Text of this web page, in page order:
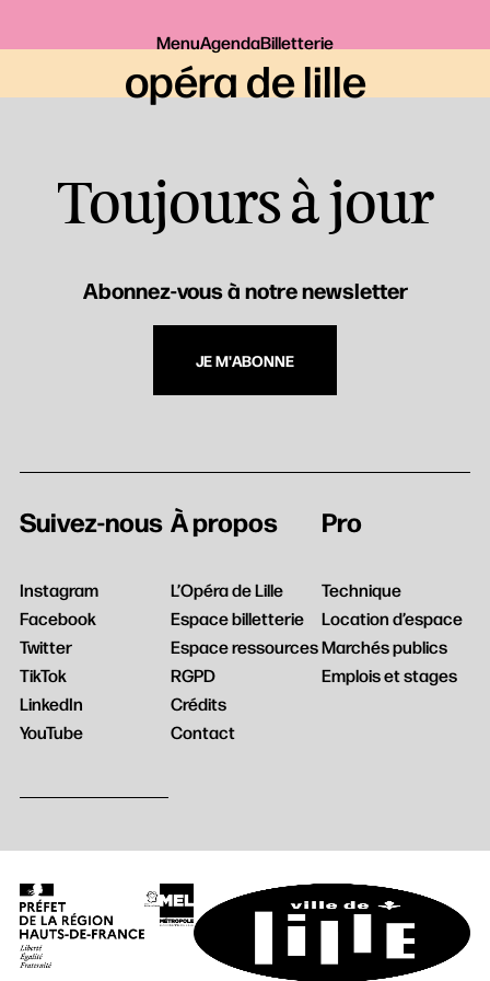
MenuAgendaBilletterie
opéra de lille
Rechercher
Toujours à jour
Abonnez-vous à notre newsletter
JE M'ABONNE
Suivez-nous
Instagram
Facebook
Twitter
TikTok
LinkedIn
YouTube
À propos
L’Opéra de Lille
Espace billetterie
Espace ressources
RGPD
Crédits
Contact
Pro
Technique
Location d’espace
Marchés publics
Emplois et stages